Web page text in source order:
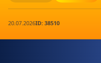
20.07.2026ID: 38510